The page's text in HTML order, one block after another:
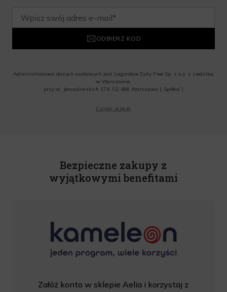
ODBIERZ KOD
Administratorem danych osobowych jest Lagardere Duty Free Sp. z o.o. z siedzibą
w Warszawie,
przy al. Jerozolimskich 174, 02-486 Warszawa („Spółka”)
o.o. informacji handlowych, w tym newslettera, informacji o promocjach i
Czytaj więcej
Bezpieczne zakupy z
wyjątkowymi benefitami
Załóż konto w sklepie Aelia i korzystaj z